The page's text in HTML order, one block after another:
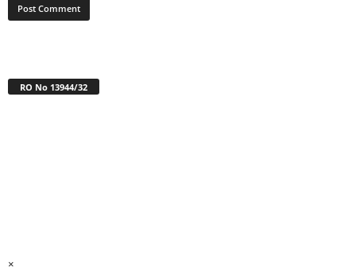
RO No 13944/32
×